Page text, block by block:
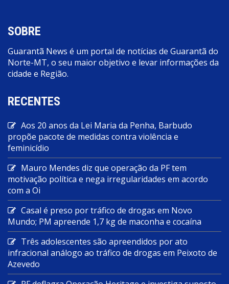
SOBRE
Guarantã News é um portal de notícias de Guarantã do
Norte-MT, o seu maior objetivo e levar informações da
cidade e Região.
RECENTES
Aos 20 anos da Lei Maria da Penha, Barbudo
propõe pacote de medidas contra violência e
feminicídio
Mauro Mendes diz que operação da PF tem
motivação política e nega irregularidades em acordo
com a Oi
Casal é preso por tráfico de drogas em Novo
Mundo; PM apreende 1,7 kg de maconha e cocaína
Três adolescentes são apreendidos por ato
infracional análogo ao tráfico de drogas em Peixoto de
Azevedo